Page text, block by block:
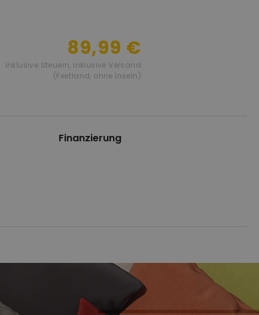
89,99 €
inklusive Steuern, inklusive Versand
(Festland, ohne Inseln)
Finanzierung